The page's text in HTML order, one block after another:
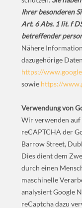
Ihrer besonderen
Art. 6 Abs. 1 lit. f
betreffender
Nähere
dazugehörige
https://
sowie https://
Verwendung von
Wir verwenden
reCAPTCHA der
Barrow Street,
Dies dient dem
durch einen
maschinelle
analysiert Google
reCaptcha dazu